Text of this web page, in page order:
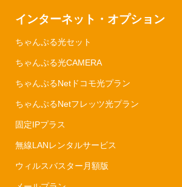
インターネット・オプション
ちゃんぷる光セット
ちゃんぷる光CAMERA
ちゃんぷるNetドコモ光プラン
ちゃんぷるNetフレッツ光プラン
固定IPプラス
無線LANレンタルサービス
ウィルスバスター月額版